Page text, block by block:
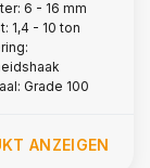
6 - 16 mm
1,4 - 10 ton
Grade 100
ANZEIGEN